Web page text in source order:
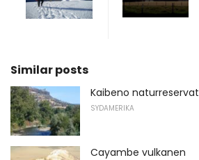
Similar posts
Kaibeno naturreservat
SYDAMERIKA
Cayambe vulkanen